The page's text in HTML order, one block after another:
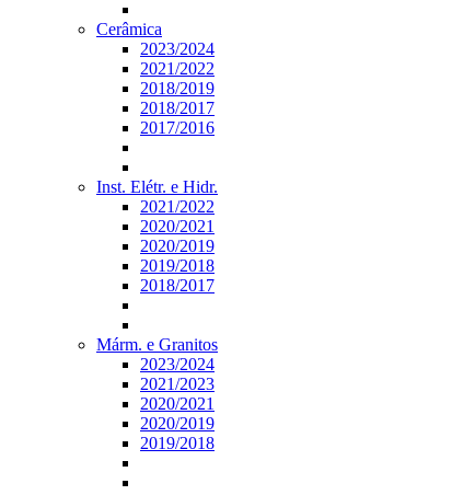
Cerâmica
2023/2024
2021/2022
2018/2019
2018/2017
2017/2016
Inst. Elétr. e Hidr.
2021/2022
2020/2021
2020/2019
2019/2018
2018/2017
Márm. e Granitos
2023/2024
2021/2023
2020/2021
2020/2019
2019/2018